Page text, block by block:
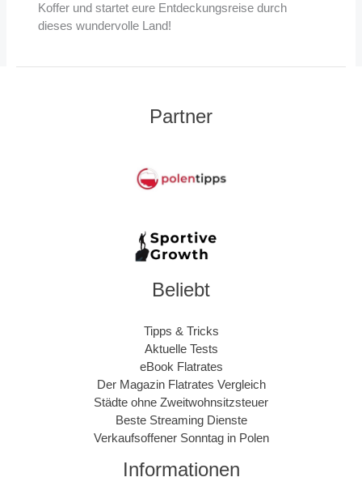
Koffer und startet eure Entdeckungsreise durch
dieses wundervolle Land!
Partner
Beliebt
Tipps & Tricks
Aktuelle Tests
eBook Flatrates
Der Magazin Flatrates Vergleich
Städte ohne Zweitwohnsitzsteuer
Beste Streaming Dienste
Verkaufsoffener Sonntag in Polen
Informationen